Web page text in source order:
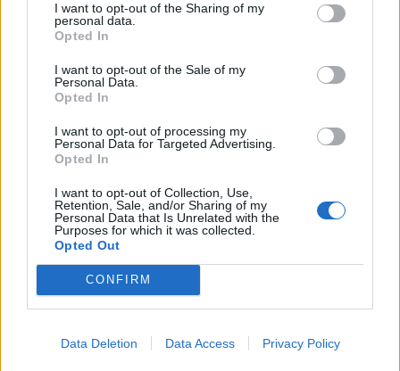
I want to opt-out of the Sharing of my
personal data.
Opted In
I want to opt-out of the Sale of my
Personal Data.
Opted In
I want to opt-out of processing my
Personal Data for Targeted Advertising.
Opted In
I want to opt-out of Collection, Use,
Retention, Sale, and/or Sharing of my
Personal Data that Is Unrelated with the
Purposes for which it was collected.
Opted Out
CONFIRM
Data Deletion Data Access Privacy Policy
Τα παραπάνω δεν αποτελούν προτάσεις, γιατί αν
ειδωθούν ως τέτοιες, θα χαρακτηριστούν ως
εξαιρετικά ελλιπείς. Απλά είναι κάποιες γενικές
κατευθύνσεις, οι οποίες καλό θα ήταν ληφθούν
υπόψη κατά τη διαμόρφωση των προτάσεων και
των πολιτικών που θα πρέπει να ακολουθηθούν
σχετικά με τη δικτυακή ασφάλεια μίας εταιρείας.
Άλλωστε, συγκεκριμένες προτάσεις δεν θα ήταν
δυνατό να συνταχθούν μέσα στις λίγες γραμμές
ενός άρθρου. Ο σχεδιασμός και η εφαρμογή μίας
λειτουργικής και πραγματιστικής πολιτικής
δικτυακής ασφάλειας θα πρέπει να είναι προϊόν
εμπεριστατωμένης κατά περίπτωση μελέτης και
ανάλυσης πολλών ανεξάρτητων φαινομενικά
εταιρεία να αντιμετωπίζεται μοναδικά, αφού κάθε